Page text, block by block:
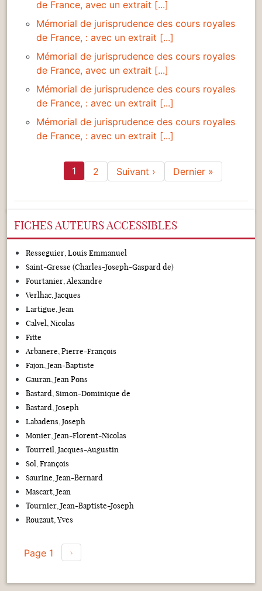
de France, avec un extrait [...]
Mémorial de jurisprudence des cours royales
de France, : avec un extrait [...]
Mémorial de jurisprudence des cours royales
de France, avec un extrait [...]
Mémorial de jurisprudence des cours royales
de France, : avec un extrait [...]
Mémorial de jurisprudence des cours royales
de France, : avec un extrait [...]
Pagination
1 2 Suivant ›Page suivante
Dernier »Dernière
FICHES AUTEURS ACCESSIBLES
Resseguier, Louis Emmanuel
Saint-Gresse (Charles-Joseph-Gaspard de)
Fourtanier, Alexandre
Verlhac, Jacques
Lartigue, Jean
Calvel, Nicolas
Fitte
Arbanere, Pierre-François
Fajon, Jean-Baptiste
Gauran, Jean Pons
Bastard, Simon-Dominique de
Bastard, Joseph
Labadens, Joseph
Monier, Jean-Florent-Nicolas
Tourreil, Jacques-Augustin
Sol, François
Saurine, Jean-Bernard
Mascart, Jean
Tournier, Jean-Baptiste-Joseph
Rouzaut, Yves
Page 1 Page suivante
›